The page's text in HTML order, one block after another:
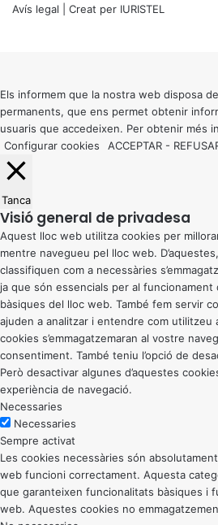
Avís legal | Creat per IURISTEL
button
Els informem que la nostra web disposa
permanents, que ens permet obtenir
usuaris que accedeixen. Per obtenir més
Configurar cookies
ACCEPTAR -
Tanca
Visió general de privadesa
Aquest lloc web utilitza cookies per
mentre navegueu pel lloc web.
classifiquen com a necessàries
ja que són essencials per al
bàsiques del lloc web. També fem servir
ajuden a analitzar i entendre com
cookies s’emmagatzemaran al vostre
consentiment. També teniu l’opció de
Però desactivar algunes d’aquestes
experiència de navegació.
Necessaries
Necessaries
Sempre activat
Les cookies necessàries són
web funcioni correctament. Aquesta
que garanteixen funcionalitats bàsiques i
web. Aquestes cookies no